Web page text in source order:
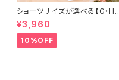
ショーツサイズが選べる【G・H】
セレナーデ ブラ＆ショーツセット
¥3,960
10%OFF